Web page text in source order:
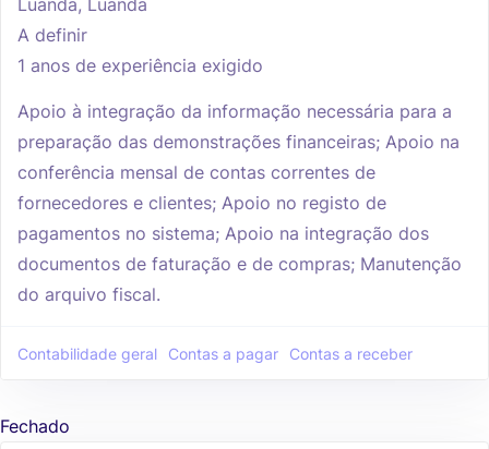
A definir
1 anos de experiência exigido
Apoio à integração da informação necessária para a
preparação das demonstrações financeiras; Apoio na
conferência mensal de contas correntes de
fornecedores e clientes; Apoio no registo de
pagamentos no sistema; Apoio na integração dos
documentos de faturação e de compras; Manutenção
do arquivo fiscal.
Contabilidade geral Contas a pagar Contas a receber
Fechado